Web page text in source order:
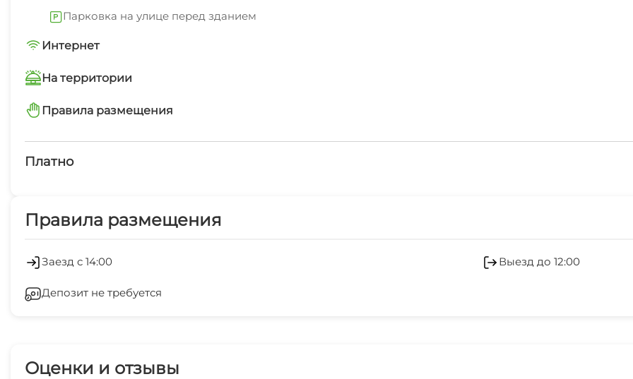
Парковка на улице перед зданием
Интернет
Wi-Fi интернет в каждом номере
На территории
Интернет Wi-Fi
Семейные номера Сауна
Правила размещения
запрещено курить в номерах
Платно
Холодильник
Прачечная Семейные номера
Правила размещения
Заезд с 14:00 Выезд до 12:00
Депозит не требуется
Оценки и отзывы